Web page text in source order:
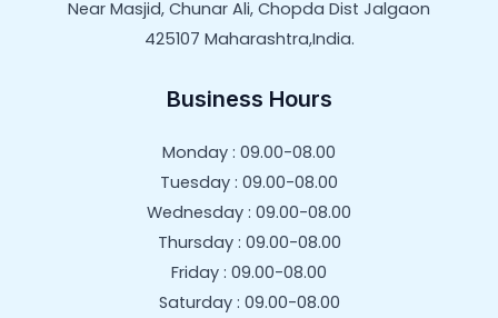
Near Masjid, Chunar Ali, Chopda Dist Jalgaon
425107 Maharashtra,India.
Business Hours
Monday : 09.00-08.00
Tuesday : 09.00-08.00
Wednesday : 09.00-08.00
Thursday : 09.00-08.00
Friday : 09.00-08.00
Saturday : 09.00-08.00